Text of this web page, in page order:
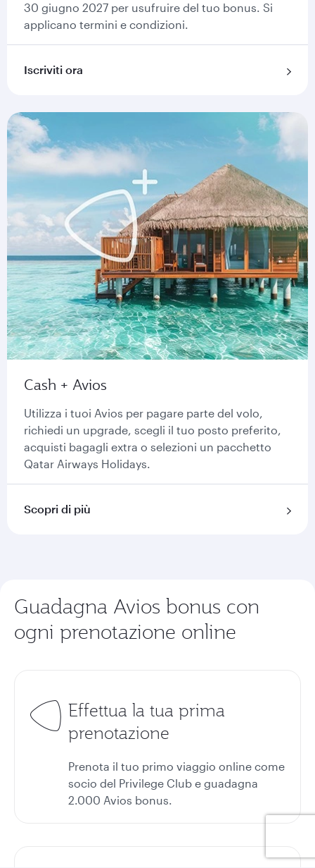
30 giugno 2027 per usufruire del tuo bonus. Si
applicano termini e condizioni.
Iscriviti ora
Cash + Avios
Utilizza i tuoi Avios per pagare parte del volo,
richiedi un upgrade, scegli il tuo posto preferito,
acquisti bagagli extra o selezioni un pacchetto
Qatar Airways Holidays.
Scopri di più
Guadagna Avios bonus con
ogni prenotazione online
Effettua la tua prima
prenotazione
Prenota il tuo primo viaggio online come
socio del Privilege Club e guadagna
2.000 Avios bonus.